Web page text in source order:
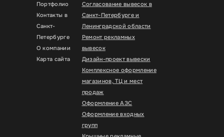
Портфолио
Контакты в
Санкт-
Петербурге
О компании
Карта сайта
Согласование вывесок в
Санкт-Петербурге и
Ленинградской области
Ремонт рекламных
вывесок
Дизайн-проект вывески
Комплексное оформление
магазинов, ТЦ и мест
продаж
Оформление АЗС
Оформление входных
групп